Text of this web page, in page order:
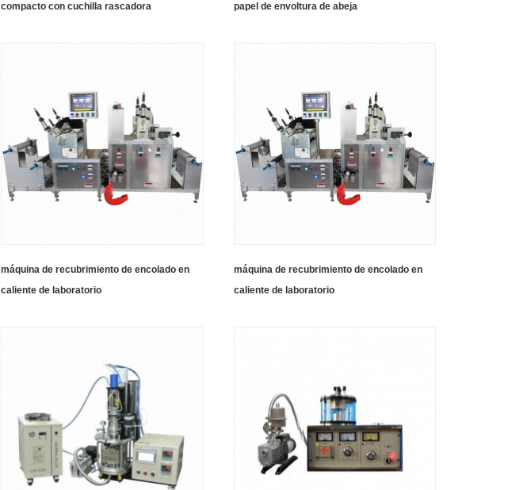
compacto con cuchilla rascadora
papel de envoltura de abeja
máquina de recubrimiento de encolado en
caliente de laboratorio
máquina de recubrimiento de encolado en
caliente de laboratorio